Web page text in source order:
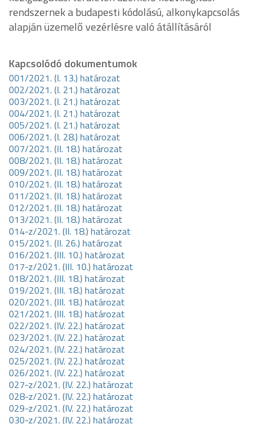
rendszernek a budapesti kódolású, alkonykapcsolás
alapján üzemelő vezérlésre való átállításáról
Kapcsolódó dokumentumok
001/2021. (I. 13.) határozat
002/2021. (I. 21.) határozat
003/2021. (I. 21.) határozat
004/2021. (I. 21.) határozat
005/2021. (I. 21.) határozat
006/2021. (I. 28.) határozat
007/2021. (II. 18.) határozat
008/2021. (II. 18.) határozat
009/2021. (II. 18.) határozat
010/2021. (II. 18.) határozat
011/2021. (II. 18.) határozat
012/2021. (II. 18.) határozat
013/2021. (II. 18.) határozat
014-z/2021. (II. 18.) határozat
015/2021. (II. 26.) határozat
016/2021. (III. 10.) határozat
017-z/2021. (III. 10.) határozat
018/2021. (III. 18.) határozat
019/2021. (III. 18.) határozat
020/2021. (III. 18.) határozat
021/2021. (III. 18.) határozat
022/2021. (IV. 22.) határozat
023/2021. (IV. 22.) határozat
024/2021. (IV. 22.) határozat
025/2021. (IV. 22.) határozat
026/2021. (IV. 22.) határozat
027-z/2021. (IV. 22.) határozat
028-z/2021. (IV. 22.) határozat
029-z/2021. (IV. 22.) határozat
030-z/2021. (IV. 22.) határozat